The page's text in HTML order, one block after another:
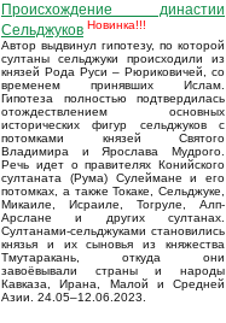
Происхождение династии
Сельджуков Новинка!!!
Автор выдвинул гипотезу, по которой
султаны сельджуки происходили из
князей Рода Руси – Рюриковичей, со
временем принявших Ислам.
Гипотеза полностью подтвердилась
отождествлением основных
исторических фигур сельджуков с
потомками князей Святого
Владимира и Ярослава Мудрого.
Речь идет о правителях Конийского
султаната (Рума) Сулеймане и его
потомках, а также Токаке, Сельджуке,
Микаиле, Исраиле, Тогруле, Алп-
Арслане и других султанах.
Султанами-сельджуками становились
князья и их сыновья из княжества
Тмутаракань, откуда они
завоёвывали страны и народы
Кавказа, Ирана, Малой и Средней
Азии. 24.05–12.06.2023.